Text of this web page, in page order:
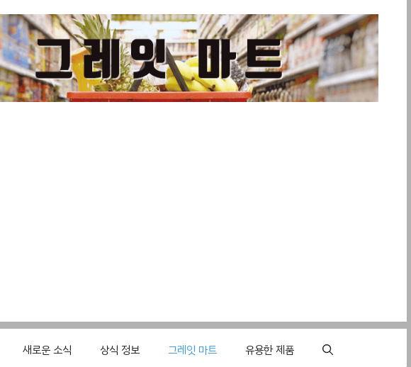
새로운 소식 상식 정보 그레잇 마트 유용한 제품